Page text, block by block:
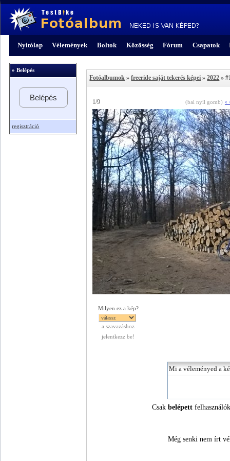
Nyitólap Vélemények Boltok Közösség Fórum Csapatok
» Belépés
Belépés
regisztráció
Fotóalbumok »freeride saját tekerés képei »2022 »
1/9 (bal nyíl gomb) ‹
Milyen ez a kép?
a szavazáshoz
jelentkezz be!
Csakbelépett
Még senki nem írt